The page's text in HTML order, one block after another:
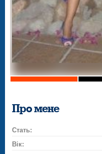
Про мене
Стать:
Вік: